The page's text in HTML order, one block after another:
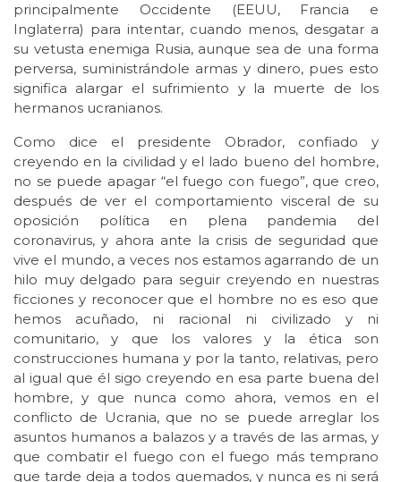
principalmente Occidente (EEUU, Francia e
Inglaterra) para intentar, cuando menos, desgatar a
su vetusta enemiga Rusia, aunque sea de una forma
perversa, suministrándole armas y dinero, pues esto
significa alargar el sufrimiento y la muerte de los
hermanos ucranianos.
Como dice el presidente Obrador, confiado y
creyendo en la civilidad y el lado bueno del hombre,
no se puede apagar “el fuego con fuego”, que creo,
después de ver el comportamiento visceral de su
oposición política en plena pandemia del
coronavirus, y ahora ante la crisis de seguridad que
vive el mundo, a veces nos estamos agarrando de un
hilo muy delgado para seguir creyendo en nuestras
ficciones y reconocer que el hombre no es eso que
hemos acuñado, ni racional ni civilizado y ni
comunitario, y que los valores y la ética son
construcciones humana y por la tanto, relativas, pero
al igual que él sigo creyendo en esa parte buena del
hombre, y que nunca como ahora, vemos en el
conflicto de Ucrania, que no se puede arreglar los
asuntos humanos a balazos y a través de las armas, y
que combatir el fuego con el fuego más temprano
que tarde deja a todos quemados, y nunca es ni será